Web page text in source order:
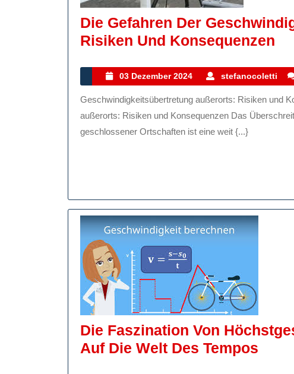
Die Gefahren Der
Risiken Und Konsequenzen
03 Dezember 2024
03
Dezember
2024
stefanocoletti
Geschwindigkeitsübertretung außerorts: Risiken und Konsequenzen Geschwindigkeitsübertretung
außerorts: Risiken und Konsequenzen Das
geschlossener Ortschaften ist eine weit {...}
Die Faszination Von
Auf Die Welt Des Tempos